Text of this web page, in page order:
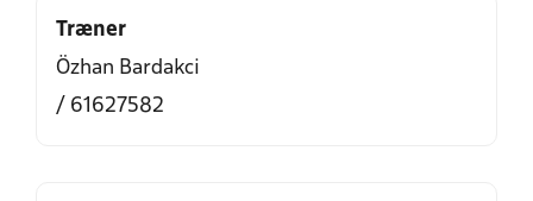
Træner
Özhan Bardakci
/ 61627582